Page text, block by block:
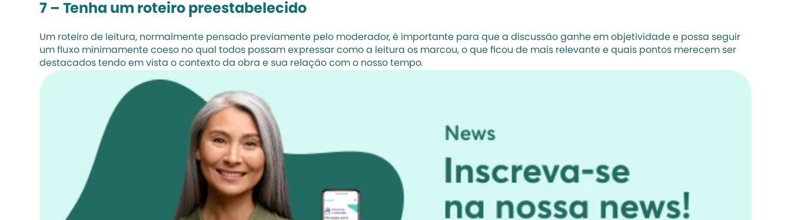
7 – Tenha um roteiro preestabelecido
Um roteiro de leitura, normalmente pensado previamente pelo moderador, é importante para que a discussão ganhe em objetividade e possa seguir
um fluxo minimamente coeso no qual todos possam expressar como a leitura os marcou, o que ficou de mais relevante e quais pontos merecem ser
destacados tendo em vista o contexto da obra e sua relação com o nosso tempo.